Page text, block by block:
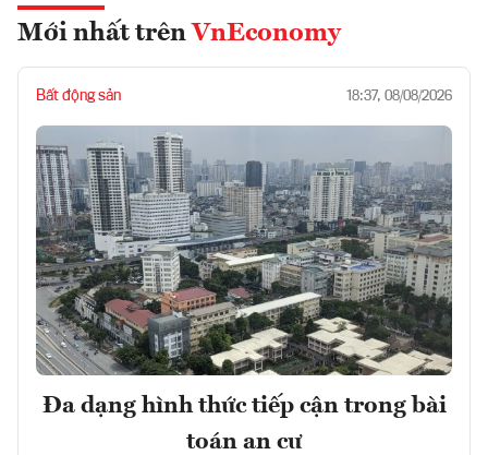
Mới nhất trên VnEconomy
Bất động sản 18:37, 08/08/2026
Đa dạng hình thức tiếp cận trong bài
toán an cư